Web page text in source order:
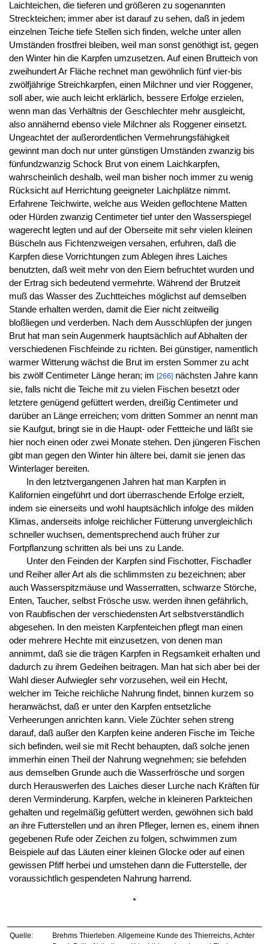
Laichteichen, die tieferen und größeren zu sogenannten
Streckteichen; immer aber ist darauf zu sehen, daß in jedem
einzelnen Teiche tiefe Stellen sich finden, welche unter allen
Umständen frostfrei bleiben, weil man sonst genöthigt ist, gegen
den Winter hin die Karpfen umzusetzen. Auf einen Brutteich von
zweihundert Ar Fläche rechnet man gewöhnlich fünf vier-bis
zwölfjährige Streichkarpfen, einen Milchner und vier Roggener,
soll aber, wie auch leicht erklärlich, bessere Erfolge erzielen,
wenn man das Verhältnis der Geschlechter mehr ausgleicht,
also annähernd ebenso viele Milchner als Roggener einsetzt.
Ungeachtet der außerordentlichen Vermehrungsfähigkeit
gewinnt man doch nur unter günstigen Umständen zwanzig bis
fünfundzwanzig Schock Brut von einem Laichkarpfen,
wahrscheinlich deshalb, weil man bisher noch immer zu wenig
Rücksicht auf Herrichtung geeigneter Laichplätze nimmt.
Erfahrene Teichwirte, welche aus Weiden geflochtene Matten
oder Hürden zwanzig Centimeter tief unter den Wasserspiegel
wagerecht legten und auf der Oberseite mit sehr vielen kleinen
Büscheln aus Fichtenzweigen versahen, erfuhren, daß die
Karpfen diese Vorrichtungen zum Ablegen ihres Laiches
benutzten, daß weit mehr von den Eiern befruchtet wurden und
der Ertrag sich bedeutend vermehrte. Während der Brutzeit
muß das Wasser des Zuchtteiches möglichst auf demselben
Stande erhalten werden, damit die Eier nicht zeitweilig
bloßliegen und verderben. Nach dem Ausschlüpfen der jungen
Brut hat man sein Augenmerk hauptsächlich auf Abhalten der
verschiedenen Fischfeinde zu richten. Bei günstiger, namentlich
warmer Witterung wächst die Brut im ersten Sommer zu acht
bis zwölf Centimeter Länge heran; im [266]nächsten Jahre kann
sie, falls nicht die Teiche mit zu vielen Fischen besetzt oder
letztere genügend gefüttert werden, dreißig Centimeter und
darüber an Länge erreichen; vom dritten Sommer an nennt man
sie Kaufgut, bringt sie in die Haupt- oder Fettteiche und läßt sie
hier noch einen oder zwei Monate stehen. Den jüngeren Fischen
gibt man gegen den Winter hin ältere bei, damit sie jenen das
Winterlager bereiten.
In den letztvergangenen Jahren hat man Karpfen in
Kalifornien eingeführt und dort überraschende Erfolge erzielt,
indem sie einerseits und wohl hauptsächlich infolge des milden
Klimas, anderseits infolge reichlicher Fütterung unvergleichlich
schneller wuchsen, dementsprechend auch früher zur
Fortpflanzung schritten als bei uns zu Lande.
Unter den Feinden der Karpfen sind Fischotter, Fischadler
und Reiher aller Art als die schlimmsten zu bezeichnen; aber
auch Wasserspitzmäuse und Wasserratten, schwarze Störche,
Enten, Taucher, selbst Frösche usw. werden ihnen gefährlich,
von Raubfischen der verschiedensten Art selbstverständlich
abgesehen. In den meisten Karpfenteichen pflegt man einen
oder mehrere Hechte mit einzusetzen, von denen man
annimmt, daß sie die trägen Karpfen in Regsamkeit erhalten und
dadurch zu ihrem Gedeihen beitragen. Man hat sich aber bei der
Wahl dieser Aufwiegler sehr vorzusehen, weil ein Hecht,
welcher im Teiche reichliche Nahrung findet, binnen kurzem so
heranwächst, daß er unter den Karpfen entsetzliche
Verheerungen anrichten kann. Viele Züchter sehen streng
darauf, daß außer den Karpfen keine anderen Fische im Teiche
sich befinden, weil sie mit Recht behaupten, daß solche jenen
immerhin einen Theil der Nahrung wegnehmen; sie befehden
aus demselben Grunde auch die Wasserfrösche und sorgen
durch Herauswerfen des Laiches dieser Lurche nach Kräften für
deren Verminderung. Karpfen, welche in kleineren Parkteichen
gehalten und regelmäßig gefüttert werden, gewöhnen sich bald
an ihre Futterstellen und an ihren Pfleger, lernen es, einem ihnen
gegebenen Rufe oder Zeichen zu folgen, schwimmen zum
Beispiele auf das Läuten einer kleinen Glocke oder auf einen
gewissen Pfiff herbei und umstehen dann die Futterstelle, der
voraussichtlich gespendeten Nahrung harrend.
*
Quelle:
Brehms Thierleben. Allgemeine Kunde des Thierreichs, Achter